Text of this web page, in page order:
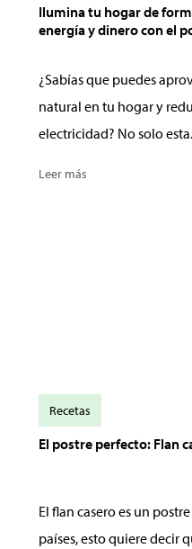
Ilumina tu hogar de
energía y dinero con el
¿Sabías que puedes
natural en tu hogar y
electricidad? No solo
Leer más
El postre perfecto: Flan
El flan casero es un
países, esto quiere decir
Recetas